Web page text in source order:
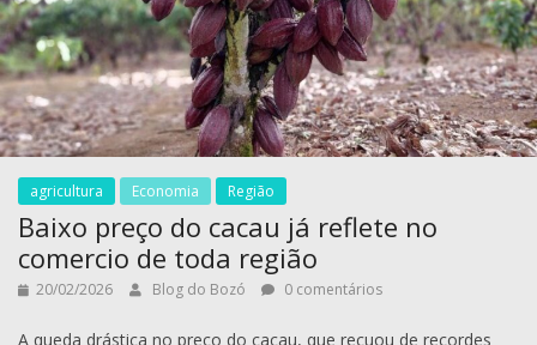
agricultura Economia Região
Baixo preço do cacau já reflete no
comercio de toda região
20/02/2026 Blog do Bozó 0 comentários
A queda drástica no preço do cacau, que recuou de recordes